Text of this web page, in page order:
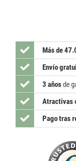
Más de
Envío
3 añosde
Atractivas
Pago tras